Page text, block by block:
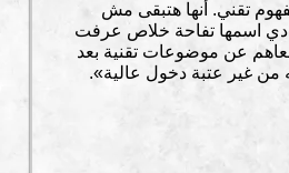
تقني. أنها هتبقى مش
دي اسمها تفاحة خلاص عرفت
عن موضوعات تقنية بعد
من غير عتبة دخول عالية».